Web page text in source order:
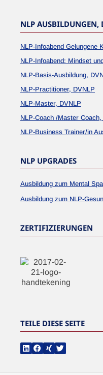
NLP AUSBILDUNGEN,
NLP-Infoabend Gelungene
NLP-Infoabend: Mindset
NLP-Basis-Ausbildung,
NLP-Practitioner, DVNLP
NLP-Master, DVNLP
NLP-Coach /Master Coach,
NLP-Business Trainer/in
NLP UPGRADES
Ausbildung zum Mental
Ausbildung zum NLP-
ZERTIFIZIERUNGEN
TEILE DIESE SEITE